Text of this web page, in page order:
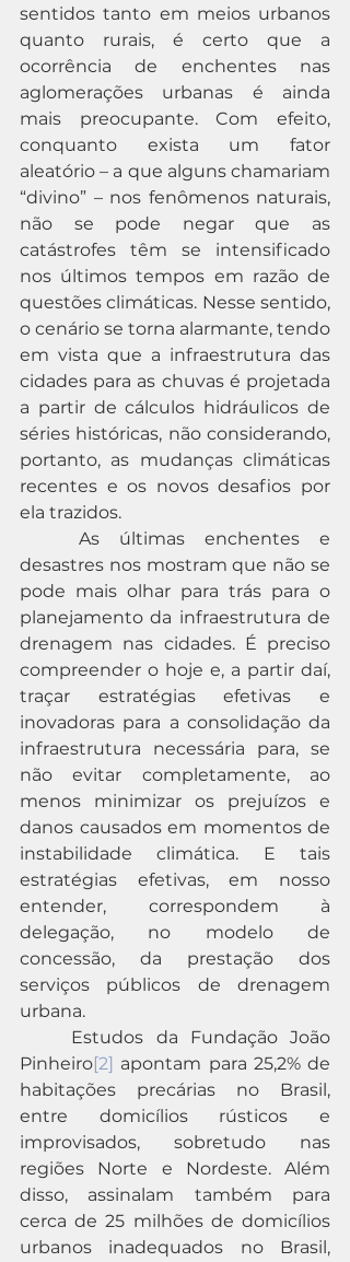
sentidos tanto em meios urbanos
quanto rurais, é certo que a
ocorrência de enchentes nas
aglomerações urbanas é ainda
mais preocupante. Com efeito,
conquanto exista um fator
aleatório – a que alguns chamariam
“divino” – nos fenômenos naturais,
não se pode negar que as
catástrofes têm se intensificado
nos últimos tempos em razão de
questões climáticas. Nesse sentido,
o cenário se torna alarmante, tendo
em vista que a infraestrutura das
cidades para as chuvas é projetada
a partir de cálculos hidráulicos de
séries históricas, não considerando,
portanto, as mudanças climáticas
recentes e os novos desafios por
ela trazidos.
desastres nos mostram que não se
pode mais olhar para trás para o
planejamento da infraestrutura de
drenagem nas cidades. É preciso
compreender o hoje e, a partir daí,
traçar estratégias efetivas e
inovadoras para a consolidação da
infraestrutura necessária para, se
não evitar completamente, ao
menos minimizar os prejuízos e
danos causados em momentos de
instabilidade climática. E tais
estratégias efetivas, em nosso
entender, correspondem à
delegação, no modelo de
concessão, da prestação dos
serviços públicos de drenagem
urbana.
Pinheiro[2] apontam para 25,2% de
habitações precárias no Brasil,
entre domicílios rústicos e
improvisados, sobretudo nas
regiões Norte e Nordeste. Além
disso, assinalam também para
cerca de 25 milhões de domicílios
urbanos inadequados no Brasil,